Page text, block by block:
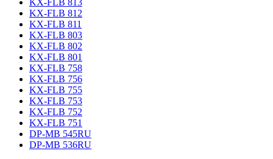
KX-FLB 812
KX-FLB 811
KX-FLB 803
KX-FLB 802
KX-FLB 801
KX-FLB 758
KX-FLB 756
KX-FLB 755
KX-FLB 753
KX-FLB 752
KX-FLB 751
DP-MB 545RU
DP-MB 536RU